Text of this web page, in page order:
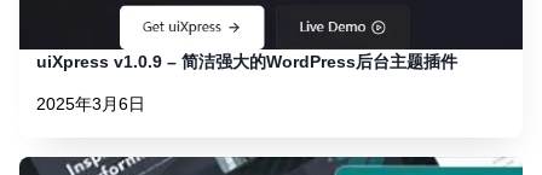
uiXpress v1.0.9 – 简洁强大的WordPress后台主题插件
2025年3月6日